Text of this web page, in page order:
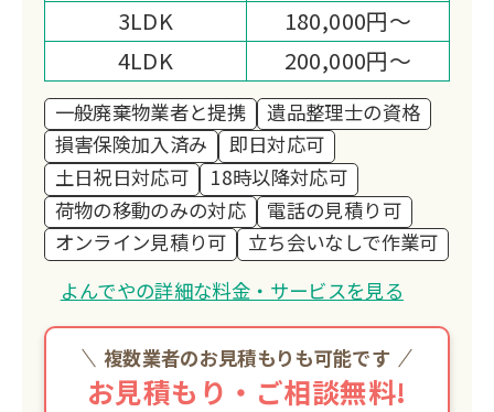
3LDK
180,000円～
4LDK
200,000円～
一般廃棄物業者と提携
遺品整理士の資格
損害保険加入済み
即日対応可
土日祝日対応可
18時以降対応可
荷物の移動のみの対応
電話の見積り可
オンライン見積り可
立ち会いなしで作業可
よんでやの詳細な料金・サービスを見る
複数業者のお見積もりも可能です
お見積もり・ご相談無料!